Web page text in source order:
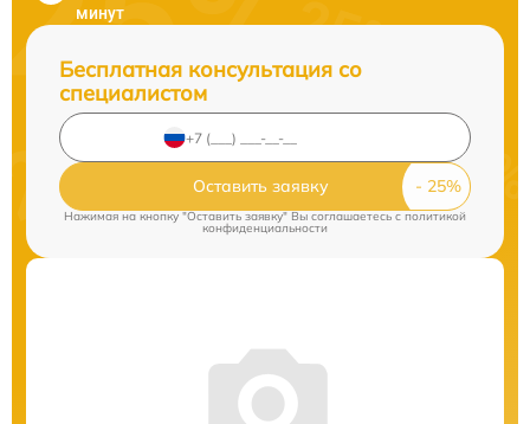
минут
Бесплатная консультация со
специалистом
Оставить заявку
Нажимая на кнопку "Оставить заявку" Вы соглашаетесь c политикой
конфиденциальности